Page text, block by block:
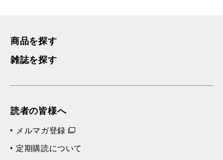
商品を探す
雑誌を探す
読者の皆様へ
メルマガ登録
定期購読について